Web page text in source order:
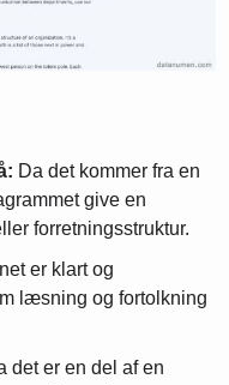
Da det kommer fra en
give en
forretningsstruktur.
er klart og
læsning og fortolkning
det er en del af en